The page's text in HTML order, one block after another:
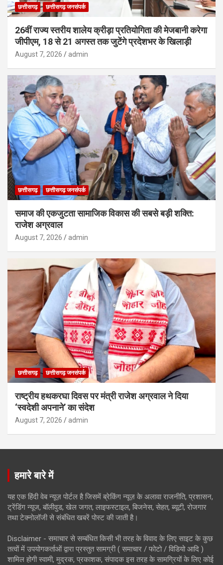
छत्तीसगढ़ छत्तीसगढ़ जनसंपर्क
26वीं राज्य स्तरीय शालेय क्रीड़ा प्रतियोगिता की मेजबानी करेगा
जीपीएम, 18 से 21 अगस्त तक जुटेंगे प्रदेशभर के खिलाड़ी
August 7, 2026 admin
छत्तीसगढ़ छत्तीसगढ़ जनसंपर्क
समाज की एकजुटता सामाजिक विकास की सबसे बड़ी शक्ति:
राजेश अग्रवाल
August 7, 2026 admin
छत्तीसगढ़ छत्तीसगढ़ जनसंपर्क
राष्ट्रीय हथकरघा दिवस पर मंत्री राजेश अग्रवाल ने दिया
‘स्वदेशी अपनाने’ का संदेश
August 7, 2026 admin
हमारे बारे में
यह एक हिंदी वेब न्यूज़ पोर्टल है जिसमें ब्रेकिंग न्यूज़ के अलावा राजनीति, प्रशासन,
ट्रेंडिंग न्यूज, बॉलीवुड, खेल जगत, लाइफस्टाइल, बिजनेस, सेहत, ब्यूटी, रोजगार
तथा टेक्नोलॉजी से संबंधित खबरें पोस्ट की जाती है।
Disclaimer - समाचार से सम्बंधित किसी भी तरह के विवाद के लिए साइट के कुछ
तत्वों में उपयोगकर्ताओं द्वारा प्रस्तुत सामग्री ( समाचार / फोटो / विडियो आदि )
शामिल होगी स्वामी, मुद्रक, प्रकाशक, संपादक इस तरह के सामग्रियों के लिए कोई